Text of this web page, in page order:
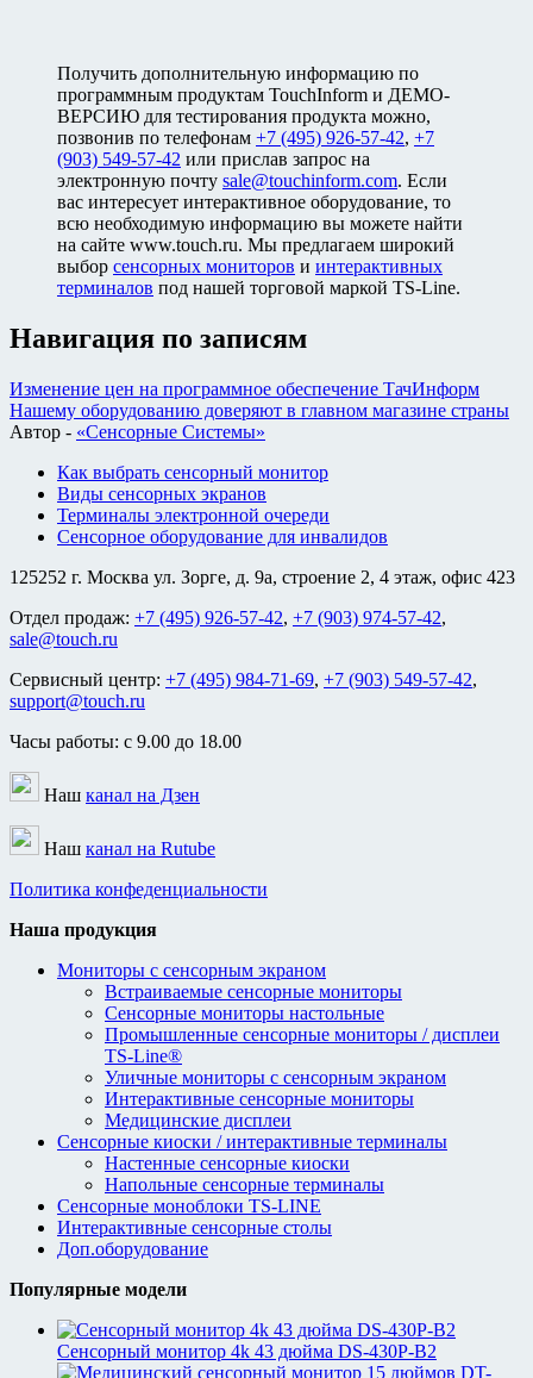
Получить дополнительную информацию по
программным продуктам TouchInform и ДЕМО-
ВЕРСИЮ для тестирования продукта можно,
позвонив по телефонам +7 (495) 926-57-42, +7
(903) 549-57-42 или прислав запрос на
электронную почту sale@touchinform.com. Если
вас интересует интерактивное оборудование, то
всю необходимую информацию вы можете найти
на сайте www.touch.ru. Мы предлагаем широкий
выбор сенсорных мониторов и интерактивных
терминалов под нашей торговой маркой TS-Line.
Навигация по записям
Изменение цен на программное обеспечение ТачИнформ
Нашему оборудованию доверяют в главном магазине страны
Автор - «Сенсорные Системы»
Как выбрать сенсорный монитор
Виды сенсорных экранов
Терминалы электронной очереди
Сенсорное оборудование для инвалидов
125252 г. Москва ул. Зорге, д. 9а, строение 2, 4 этаж, офис 423
Отдел продаж: +7 (495) 926-57-42, +7 (903) 974-57-42,
sale@touch.ru
Сервисный центр: +7 (495) 984-71-69, +7 (903) 549-57-42,
support@touch.ru
Часы работы: c 9.00 до 18.00
Наш канал на Дзен
Наш канал на Rutube
Политика конфеденциальности
Наша продукция
Мониторы с сенсорным экраном
Встраиваемые сенсорные мониторы
Сенсорные мониторы настольные
Промышленные сенсорные мониторы / дисплеи
TS-Line®
Уличные мониторы с сенсорным экраном
Интерактивные сенсорные мониторы
Медицинские дисплеи
Сенсорные киоски / интерактивные терминалы
Настенные сенсорные киоски
Напольные сенсорные терминалы
Сенсорные моноблоки TS-LINE
Интерактивные сенсорные столы
Доп.оборудование
Популярные модели
Сенсорный монитор 4k 43 дюйма DS-430P-B2